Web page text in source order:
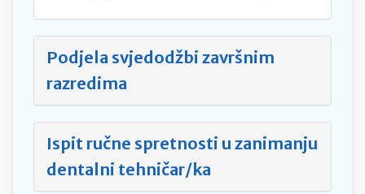
Podjela svjedodžbi završnim
razredima
Ispit ručne spretnosti u zanimanju
dentalni tehničar/ka